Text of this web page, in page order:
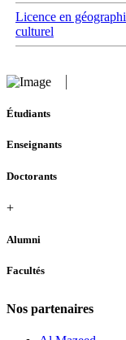
Licence en
culturel
Étudiants
Enseignants
Doctorants
+
Alumni
Facultés
Nos partenaires